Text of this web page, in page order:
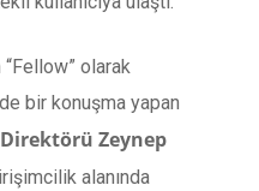
“Fellow” olarak
bir konuşma yapan
Zeynep
alanında